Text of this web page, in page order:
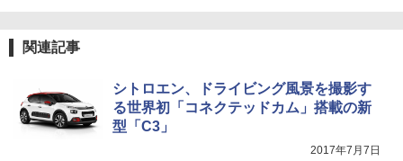
関連記事
シトロエン、ドライビング風景を撮影す
る世界初「コネクテッドカム」搭載の新
型「C3」
2017年7月7日